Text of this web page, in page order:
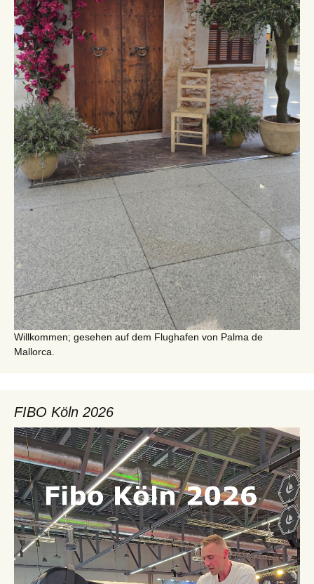
Willkommen; gesehen auf dem Flughafen von Palma de
Mallorca.
FIBO Köln 2026
Video-
Player